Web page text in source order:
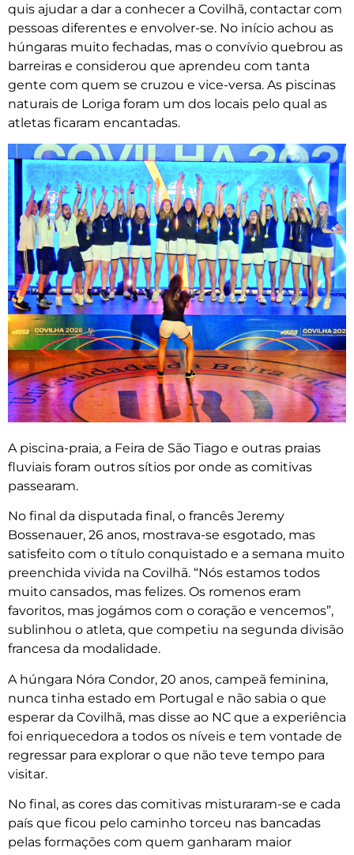
quis ajudar a dar a conhecer a Covilhã, contactar com
pessoas diferentes e envolver-se. No início achou as
húngaras muito fechadas, mas o convívio quebrou as
barreiras e considerou que aprendeu com tanta
gente com quem se cruzou e vice-versa. As piscinas
naturais de Loriga foram um dos locais pelo qual as
atletas ficaram encantadas.
A piscina-praia, a Feira de São Tiago e outras praias
fluviais foram outros sítios por onde as comitivas
passearam.
No final da disputada final, o francês Jeremy
Bossenauer, 26 anos, mostrava-se esgotado, mas
satisfeito com o título conquistado e a semana muito
preenchida vivida na Covilhã. “Nós estamos todos
muito cansados, mas felizes. Os romenos eram
favoritos, mas jogámos com o coração e vencemos”,
sublinhou o atleta, que competiu na segunda divisão
francesa da modalidade.
A húngara Nóra Condor, 20 anos, campeã feminina,
nunca tinha estado em Portugal e não sabia o que
esperar da Covilhã, mas disse ao NC que a experiência
foi enriquecedora a todos os níveis e tem vontade de
regressar para explorar o que não teve tempo para
visitar.
No final, as cores das comitivas misturaram-se e cada
país que ficou pelo caminho torceu nas bancadas
pelas formações com quem ganharam maior